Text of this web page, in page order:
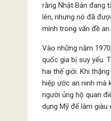
rằng Nhật Bản đang
lên, nhưng nó đã
mình trong vấn đề
Vào những năm
quốc gia bị suy yếu.
hai thế giới. Khi
hiệp ước an ninh mà
người ủng hộ quan
dụng Mỹ để làm